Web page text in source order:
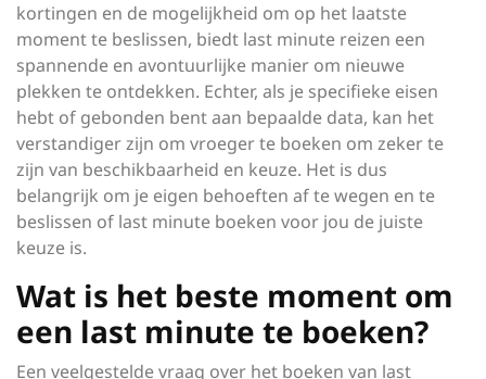
kortingen en de mogelijkheid om op het laatste
moment te beslissen, biedt last minute reizen een
spannende en avontuurlijke manier om nieuwe
plekken te ontdekken. Echter, als je specifieke eisen
hebt of gebonden bent aan bepaalde data, kan het
verstandiger zijn om vroeger te boeken om zeker te
zijn van beschikbaarheid en keuze. Het is dus
belangrijk om je eigen behoeften af te wegen en te
beslissen of last minute boeken voor jou de juiste
keuze is.
Wat is het beste moment om
een last minute te boeken?
Een veelgestelde vraag over het boeken van last